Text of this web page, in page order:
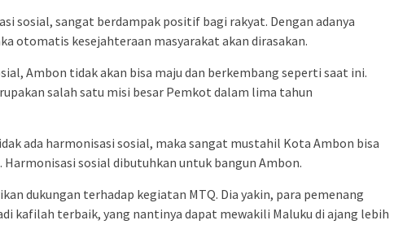
sosial, sangat berdampak positif bagi rakyat. Dengan adanya
otomatis kesejahteraan masyarakat akan dirasakan.
Ambon tidak akan bisa maju dan berkembang seperti saat ini.
salah satu misi besar Pemkot dalam lima tahun
ada harmonisasi sosial, maka sangat mustahil Kota Ambon bisa
Harmonisasi sosial dibutuhkan untuk bangun Ambon.
dukungan terhadap kegiatan MTQ. Dia yakin, para pemenang
kafilah terbaik, yang nantinya dapat mewakili Maluku di ajang lebih